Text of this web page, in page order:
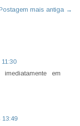
mais antiga →
em